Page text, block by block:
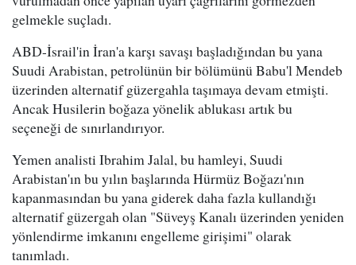
gelmekle suçladı.
ABD-İsrail'in İran'a karşı savaşı başladığından bu yana
Suudi Arabistan, petrolünün bir bölümünü Babu'l Mendeb
üzerinden alternatif güzergahla taşımaya devam etmişti.
Ancak Husilerin boğaza yönelik ablukası artık bu
seçeneği de sınırlandırıyor.
Yemen analisti Ibrahim Jalal, bu hamleyi, Suudi
Arabistan'ın bu yılın başlarında Hürmüz Boğazı'nın
kapanmasından bu yana giderek daha fazla kullandığı
alternatif güzergah olan "Süveyş Kanalı üzerinden yeniden
yönlendirme imkanını engelleme girişimi" olarak
tanımladı.